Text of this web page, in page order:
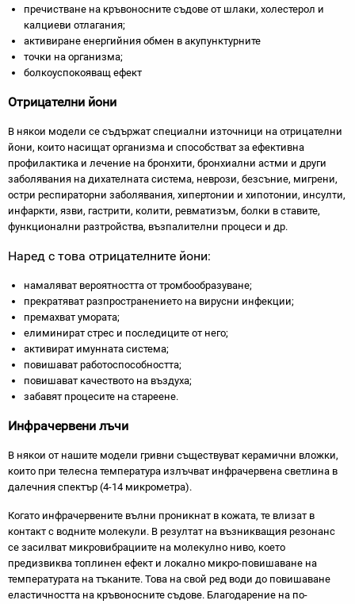
пречистване на кръвоносните съдове от шлаки, холестерол и
калциеви отлагания;
активиране енергийния обмен в акупунктурните
точки на организма;
болкоуспокояващ ефект
Отрицателни йони
В някои модели се съдържат специални източници на отрицателни
йони, които насищат организма и способстват за ефективна
профилактика и лечение на бронхити, бронхиални астми и други
заболявания на дихателната система, неврози, безсъние, мигрени,
остри респираторни заболявания, хипертонии и хипотонии, инсулти,
инфаркти, язви, гастрити, колити, ревматизъм, болки в ставите,
функционални разтройства, възпалителни процеси и др.
Наред с това отрицателните йони:
намаляват вероятността от тромбообразуване;
прекратяват разпространението на вирусни инфекции;
премахват умората;
елиминират стрес и последиците от него;
активират имунната система;
повишават работоспособността;
повишават качеството на въздуха;
забавят процесите на стареене.
Инфрачервени лъчи
В някои от нашите модели гривни съществуват керамични вложки,
които при телесна температура излъчват инфрачервена светлина в
далечния спектър (4-14 микрометра).
Когато инфрачервените вълни проникнат в кожата, те влизат в
контакт с водните молекули. В резултат на възникващия резонанс
се засилват микровибрациите на молекулно ниво, което
предизвиква топлинен ефект и локално микро-повишаване на
температурата на тъканите. Това на свой ред води до повишаване
еластичността на кръвоносните съдове. Благодарение на по-